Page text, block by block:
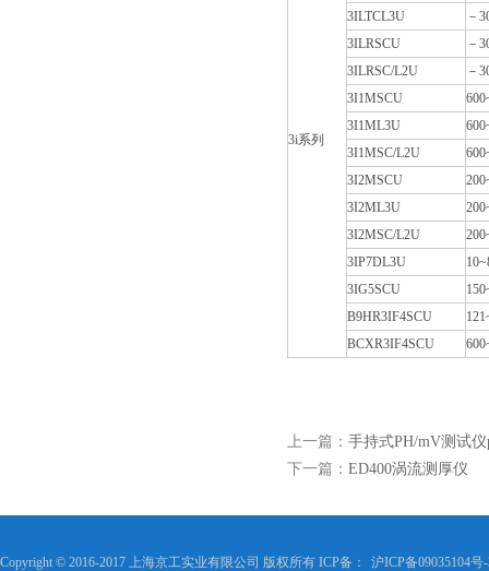
3i系列
3ILTCL3U
－
3ILRSCU
－
3ILRSC/L2U
－
3I1MSCU
3I1ML3U
3I1MSC/L2U
3I2MSCU
3I2ML3U
3I2MSC/L2U
3IP7DL3U
3IG5SCU
B9HR3IF4SCU
BCXR3IF4SCU
上一篇： 手持式PH/mV测试仪
下一篇： ED400涡流测厚仪
Copyright © 2016-2017 上海京工实业有限公司 版权所有 ICP备：
沪ICP备09035104号